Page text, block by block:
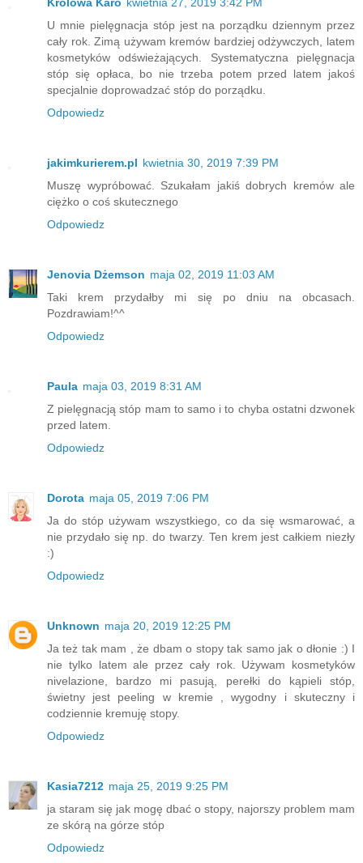
U mnie pielęgnacja stóp jest na porządku dziennym przez
cały rok. Zimą używam kremów bardziej odżywczych, latem
kosmetyków odświeżających. Systematyczna pielęgnacja
stóp się opłaca, bo nie trzeba potem przed latem jakoś
specjalnie doprowadzać stóp do porządku.
Odpowiedz
jakimkurierem.pl kwietnia 30, 2019 7:39 PM
Muszę wypróbować. Szukałam jakiś dobrych kremów ale
ciężko o coś skutecznego
Odpowiedz
Jenovia Dżemson maja 02, 2019 11:03 AM
Taki krem przydałby mi się po dniu na obcasach.
Pozdrawiam!^^
Odpowiedz
Paula maja 03, 2019 8:31 AM
Z pielęgnacją stóp mam to samo i to chyba ostatni dzwonek
przed latem.
Odpowiedz
Dorota maja 05, 2019 7:06 PM
Ja do stóp używam wszystkiego, co da się wsmarować, a
nie przydało się np. do twarzy. Ten krem jest całkiem niezły
:)
Odpowiedz
Unknown maja 20, 2019 12:25 PM
Ja też tak mam , że dbam o stopy tak samo jak o dłonie :) I
nie tylko latem ale przez cały rok. Używam kosmetyków
nivelazione, bardzo mi pasują, perełki do kąpieli stóp,
świetny jest peeling w kremie , wygodny i skuteczny i
codziennie kremuję stopy.
Odpowiedz
Kasia7212 maja 25, 2019 9:25 PM
ja staram się jak mogę dbać o stopy, najorszy problem mam
ze skórą na górze stóp
Odpowiedz